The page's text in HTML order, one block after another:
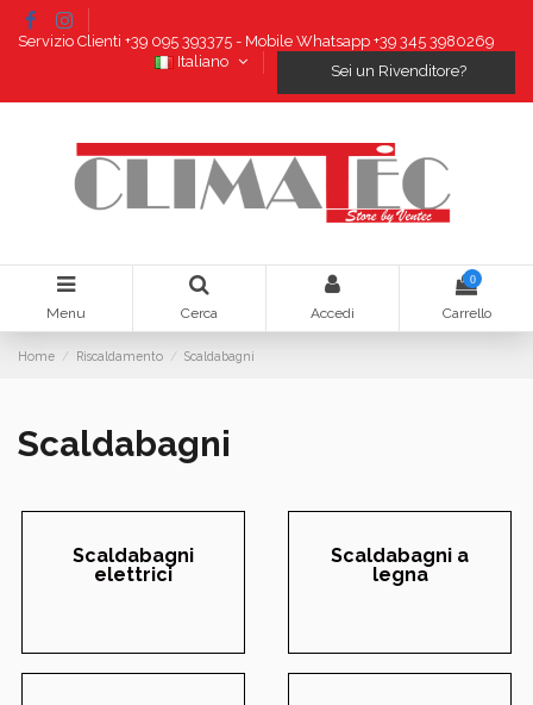
Servizio Clienti +39 095 393375 - Mobile Whatsapp +39 345 3980269
Italiano
Sei un Rivenditore?
Menu Cerca Accedi
0
Carrello
Home Riscaldamento Scaldabagni
Scaldabagni
Scaldabagni
elettrici
Scaldabagni a
legna